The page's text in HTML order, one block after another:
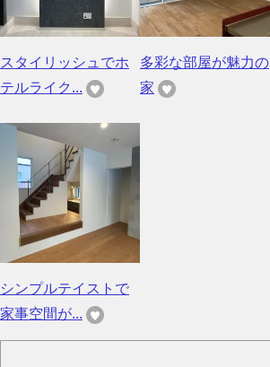
スタイリッシュでホ
テルライク...
多彩な部屋が魅力の
家
シンプルテイストで
家事空間が...